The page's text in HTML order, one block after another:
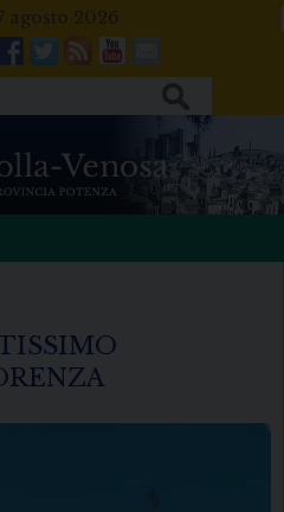
agosto 2026
Facebook
Twitter
FeedsYoutube
Mail